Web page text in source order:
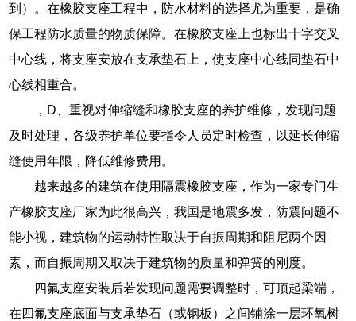
到）。在橡胶支座工程中，防水材料的选择尤为重要，是确
保工程防水质量的物质保障。在橡胶支座上也标出十字交叉
中心线，将支座安放在支承垫石上，使支座中心线同垫石中
心线相重合。
，D、重视对伸缩缝和橡胶支座的养护维修，发现问题
及时处理，各级养护单位要指令人员定时检查，以延长伸缩
缝使用年限，降低维修费用。
越来越多的建筑在使用隔震橡胶支座，作为一家专门生
产橡胶支座厂家为此很高兴，我国是地震多发，防震问题不
能小视，建筑物的运动特性取决于自振周期和阻尼两个因
素，而自振周期又取决于建筑物的质量和弹簧的刚度。
四氟支座安装后若发现问题需要调整时，可顶起梁端，
在四氟支座底面与支承垫石（或钢板）之间铺涂一层环氧树